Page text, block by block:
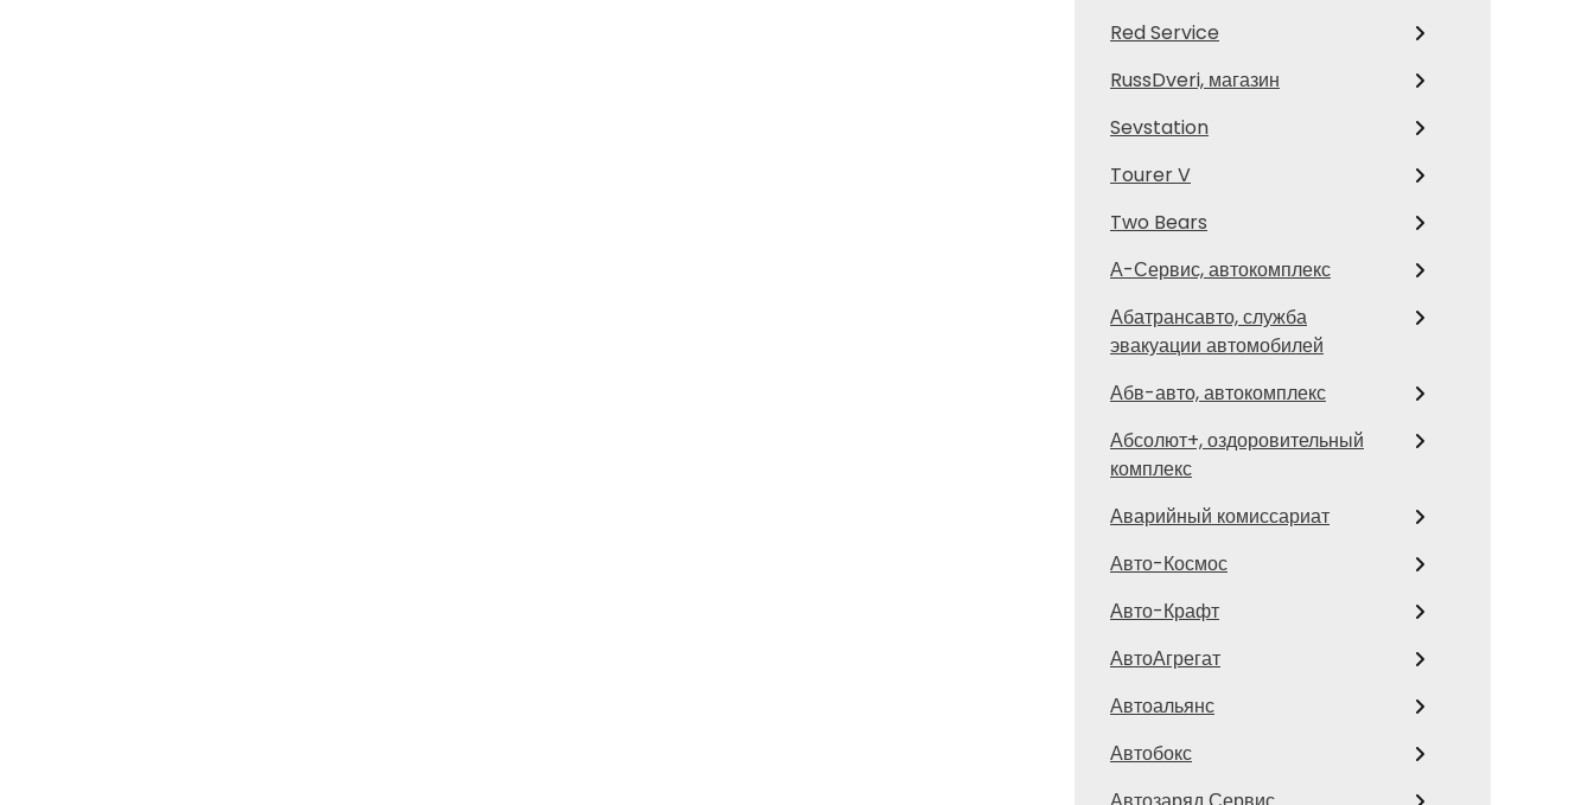
Red Service
RussDveri, магазин
Sevstation
Tourer V
Two Bears
А-Сервис, автокомплекс
Абатрансавто, служба
эвакуации автомобилей
Абв-авто, автокомплекс
Абсолют+, оздоровительный
комплекс
Аварийный комиссариат
Авто-Космос
Авто-Крафт
АвтоАгрегат
Автоальянс
Автобокс